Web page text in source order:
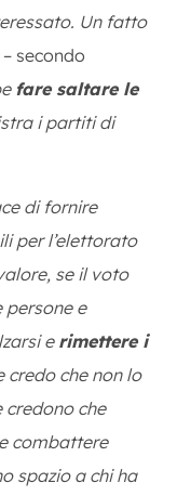
Un fatto
– secondo
fare saltare le
i partiti di
di fornire
per l’elettorato
se il voto
persone e
e rimettere i
credo che non lo
che
combattere
spazio a chi ha